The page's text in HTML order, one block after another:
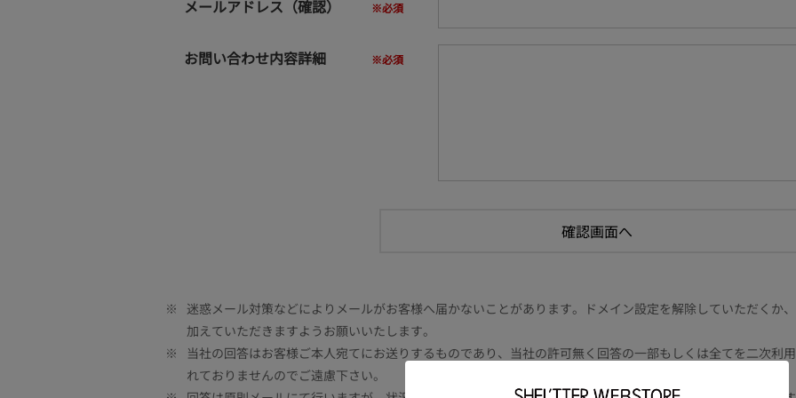
メールアドレス（確認）
お問い合わせ内容詳細
※
迷惑メール対策などによりメールがお客様へ届かないことがあります。ドメイン設定を解除していただくか
加えていただきますようお願いいたします。
※
当社の回答はお客様ご本人宛てにお送りするものであり、当社の許可無く回答の一部もしくは全てを二次利
れておりませんのでご遠慮下さい。